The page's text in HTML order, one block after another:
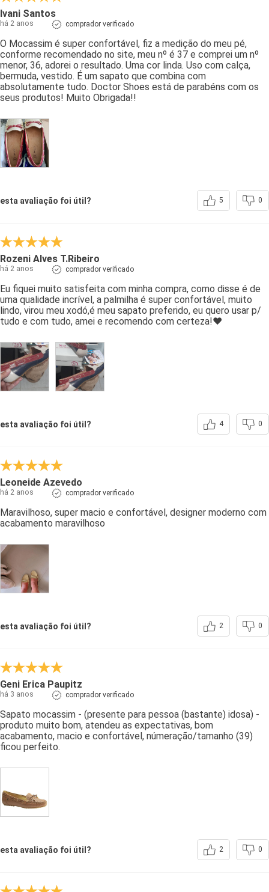
Ivani Santos
há 2 anos comprador verificado
O Mocassim é super confortável, fiz a medição do meu pé,
conforme recomendado no site, meu nº é 37 e comprei um nº
menor, 36, adorei o resultado. Uma cor linda. Uso com calça,
bermuda, vestido. É um sapato que combina com
absolutamente tudo. Doctor Shoes está de parabéns com os
seus produtos! Muito Obrigada!!
esta avaliação foi útil? 5 0
Rozeni Alves T.Ribeiro
há 2 anos comprador verificado
Eu fiquei muito satisfeita com minha compra, como disse é de
uma qualidade incrível, a palmilha é super confortável, muito
lindo, virou meu xodó,é meu sapato preferido, eu quero usar p/
tudo e com tudo, amei e recomendo com certeza!❤️
esta avaliação foi útil? 4 0
Leoneide Azevedo
há 2 anos comprador verificado
Maravilhoso, super macio e confortável, designer moderno com
acabamento maravilhoso
esta avaliação foi útil? 2 0
Geni Erica Paupitz
há 3 anos comprador verificado
Sapato mocassim - (presente para pessoa (bastante) idosa) -
produto muito bom, atendeu as expectativas, bom
acabamento, macio e confortável, númeração/tamanho (39)
ficou perfeito.
esta avaliação foi útil? 2 0